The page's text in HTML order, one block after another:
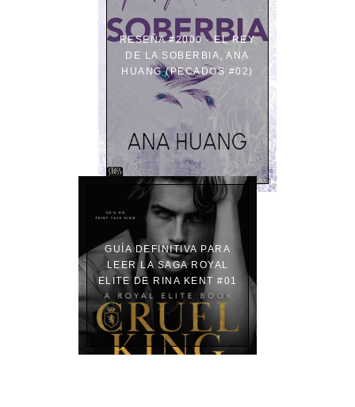
RESEÑA #2000 - EL REY
DE LA SOBERBIA, ANA
HUANG (PECADOS #02)
GUÍA DEFINITIVA PARA
LEER LA SAGA ROYAL
ELITE DE RINA KENT #01